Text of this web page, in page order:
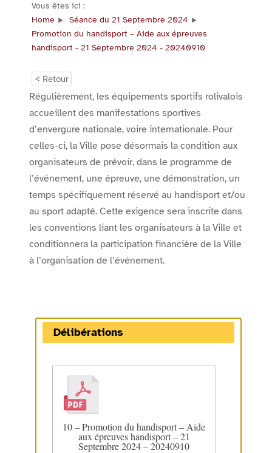
Vous êtes ici :
Home
Séance du 21 Septembre 2024
Promotion du handisport – Aide aux épreuves
handisport - 21 Septembre 2024 - 20240910
< Retour
Régulièrement, les équipements sportifs rolivalois
accueillent des manifestations sportives
d’envergure nationale, voire internationale. Pour
celles-ci, la Ville pose désormais la condition aux
organisateurs de prévoir, dans le programme de
l’événement, une épreuve, une démonstration, un
temps spécifiquement réservé au handisport et/ou
au sport adapté. Cette exigence sera inscrite dans
les conventions liant les organisateurs à la Ville et
conditionnera la participation financière de la Ville
à l’organisation de l’événement.
Délibérations
10 – Promotion du handisport – Aide
aux épreuves handisport – 21
Septembre 2024 – 20240910